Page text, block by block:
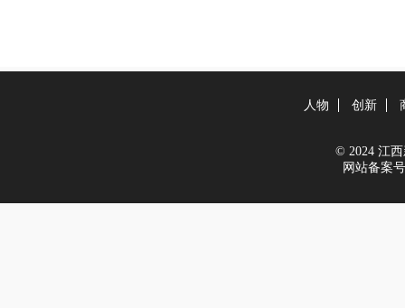
人物 创新
© 2024 江西
网站备案